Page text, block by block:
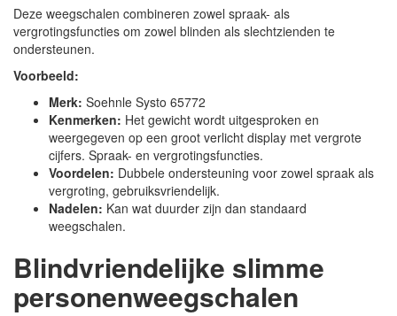
Deze weegschalen combineren zowel spraak- als
vergrotingsfuncties om zowel blinden als slechtzienden te
ondersteunen.
Voorbeeld:
Merk: Soehnle Systo 65772
Kenmerken: Het gewicht wordt uitgesproken en
weergegeven op een groot verlicht display met vergrote
cijfers. Spraak- en vergrotingsfuncties.
Voordelen: Dubbele ondersteuning voor zowel spraak als
vergroting, gebruiksvriendelijk.
Nadelen: Kan wat duurder zijn dan standaard
weegschalen.
Blindvriendelijke slimme
personenweegschalen